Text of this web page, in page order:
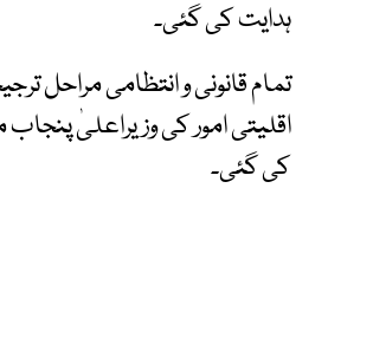
ہدایت کی گئی۔
تمام قانونی و انتظامی مراحل
اقلیتی امور کی وزیراعلیٰ
کی گئی۔